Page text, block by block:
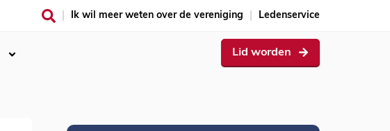
Ik wil meer weten over de vereniging Ledenservice
Lid worden